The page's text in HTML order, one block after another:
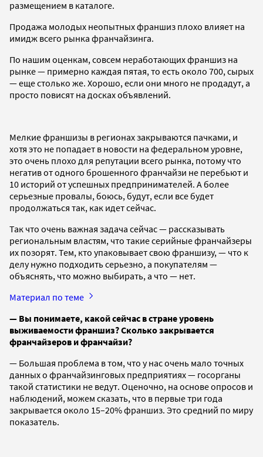
размещением в каталоге.
Продажа молодых неопытных франшиз плохо влияет на
имидж всего рынка франчайзинга.
По нашим оценкам, совсем неработающих франшиз на
рынке — примерно каждая пятая, то есть около 700, сырых
— еще столько же. Хорошо, если они много не продадут, а
просто повисят на досках объявлений.
Мелкие франшизы в регионах закрываются пачками, и
хотя это не попадает в новости на федеральном уровне,
это очень плохо для репутации всего рынка, потому что
негатив от одного брошенного франчайзи не перебьют и
10 историй от успешных предпринимателей. А более
серьезные провалы, боюсь, будут, если все будет
продолжаться так, как идет сейчас.
Так что очень важная задача сейчас — рассказывать
региональным властям, что такие серийные франчайзеры
их позорят. Тем, кто упаковывает свою франшизу, — что к
делу нужно подходить серьезно, а покупателям —
объяснять, что можно выбирать, а что — нет.
Материал по теме
— Вы понимаете, какой сейчас в стране уровень
выживаемости франшиз? Сколько закрывается
франчайзеров и франчайзи?
— Большая проблема в том, что у нас очень мало точных
данных о франчайзинговых предприятиях — госорганы
такой статистики не ведут. Оценочно, на основе опросов и
наблюдений, можем сказать, что в первые три года
закрывается около 15–20% франшиз. Это средний по миру
показатель.